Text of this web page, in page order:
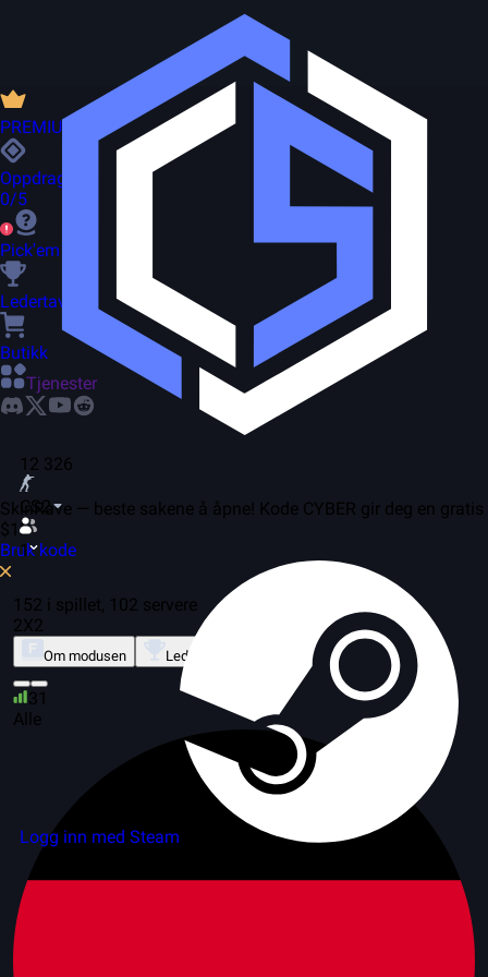
12 326
CS2
1
Logg inn med Steam
PREMIUM
Oppdrag
0/5
Pick'em
Ledertavle
Butikk
Tjenester
SkinRave — beste sakene å åpne! Kode CYBER gir deg en gratis
$1!
Bruk kode
152 i spillet, 102 servere
2X2
Om modusen Ledertavle
31
Alle